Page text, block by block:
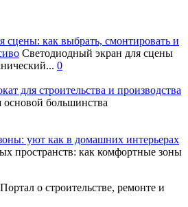
сцены: как выбрать, смонтировать и
Светодиодный экран для сцены
0
для строительства и производства
основой большинства
уют как в домашних интерьерах
пространств: как комфортные зоны
о строительстве, ремонте и